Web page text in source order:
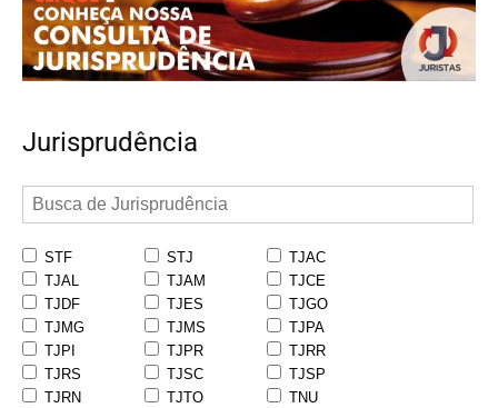
Jurisprudência
STF STJ
TJAC
TJAL
TJAM
TJCE
TJDF
TJES
TJGO
TJMG
TJMS
TJPA
TJPI
TJPR
TJRR
TJRS
TJSC
TJSP
TJRN
TJTO
TNU